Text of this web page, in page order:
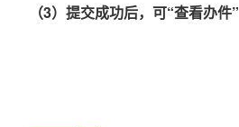
（3）提交成功后，可“查看办件”